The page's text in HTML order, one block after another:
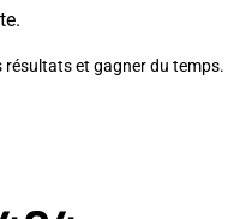
résultats et gagner du temps.